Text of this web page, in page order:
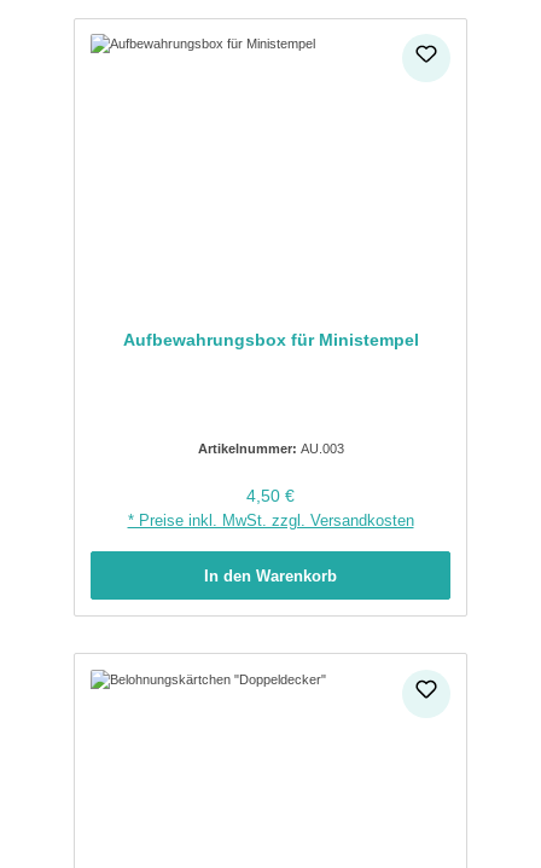
Aufbewahrungsbox für Ministempel
Artikelnummer: AU.003
Regulärer Preis:
4,50 €
* Preise inkl. MwSt. zzgl. Versandkosten
In den Warenkorb